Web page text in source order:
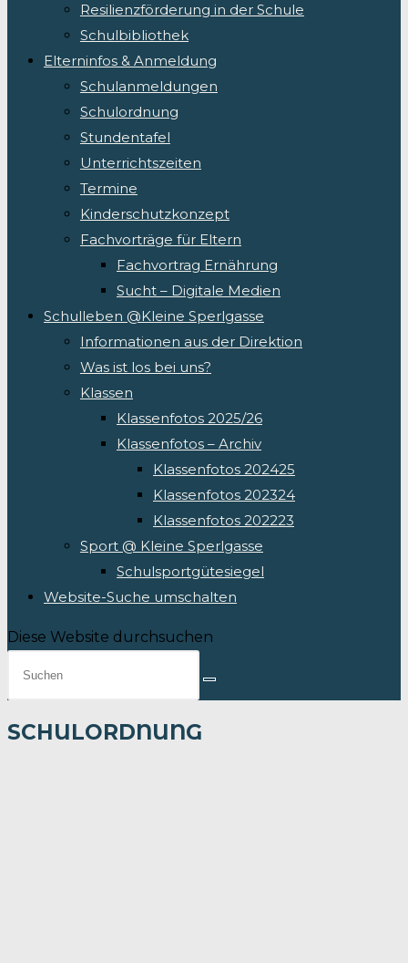
Resilienzförderung in der Schule
Schulbibliothek
Elterninfos & Anmeldung
Schulanmeldungen
Schulordnung
Stundentafel
Unterrichtszeiten
Termine
Kinderschutzkonzept
Fachvorträge für Eltern
Fachvortrag Ernährung
Sucht – Digitale Medien
Schulleben @Kleine Sperlgasse
Informationen aus der Direktion
Was ist los bei uns?
Klassen
Klassenfotos 2025/26
Klassenfotos – Archiv
Klassenfotos 202425
Klassenfotos 202324
Klassenfotos 202223
Sport @ Kleine Sperlgasse
Schulsportgütesiegel
Website-Suche umschalten
Diese Website durchsuchen
SCHULORDNUNG